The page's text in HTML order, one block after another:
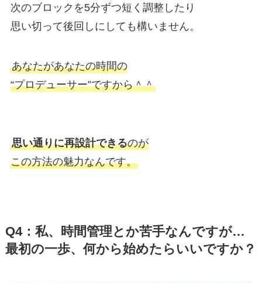
次のブロックを5分ずつ短く調整したり
思い切って後回しにしても構いません。
あなたがあなたの時間の
“プロデューサー”ですから＾＾
思い通りに再設計できるのが
この方法の魅力なんです。
Q4：私、時間管理とか苦手なんですが…
最初の一歩、何から始めたらいいですか？